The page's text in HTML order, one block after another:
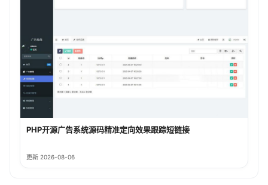
PHP开源广告系统源码精准定向效果跟踪短链接
更新 2026-08-06